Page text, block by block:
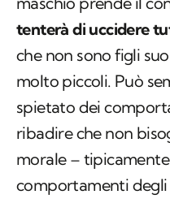
tenterà di uccidere
che non sono figli
molto piccoli. Può
spietato dei
ribadire che non
morale –
comportamenti degli